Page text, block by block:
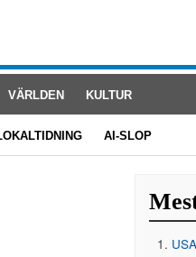
VÄRLDEN KULTUR
AI-SLOP